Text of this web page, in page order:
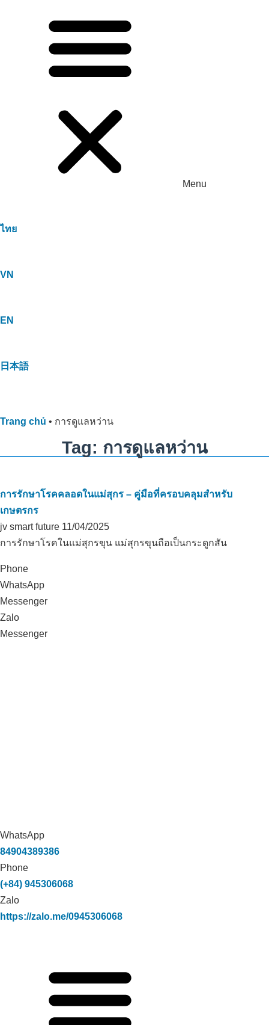
Menu
ไทย
VN
EN
日本語
Trang chủ • การดูแลหว่าน
Tag: การดูแลหว่าน
การรักษาโรคคลอดในแม่สุกร – คู่มือที่ครอบคลุมสำหรับ
เกษตรกร
jv smart future 11/04/2025
การรักษาโรคในแม่สุกรขุน แม่สุกรขุนถือเป็นกระดูกสัน
Phone
WhatsApp
Messenger
Zalo
Messenger
WhatsApp
84904389386
Phone
(+84) 945306068
Zalo
https://zalo.me/0945306068